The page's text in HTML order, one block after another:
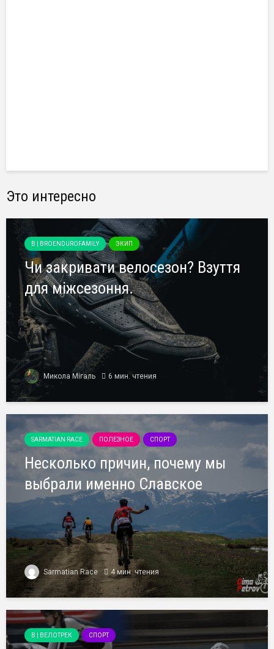
Это интересно
B | BROENDUROFAMILY ЭКИП
Чи закривати велосезон? Взуття
для міжсезоння.
Микола Мігаль 6 мин. чтения
SARMATIAN RACE ПОЛЕЗНОЕ СПОРТ
Несколько причин, почему мы
выбрали именно Славское
Sarmatian Race 4 мин. чтения
B | ВЕЛОТРЕК СПОРТ